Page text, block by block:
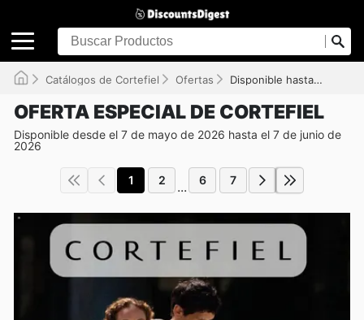
Catálogos de Cortefiel Ofertas Disponible hasta el 07/06/2026
OFERTA ESPECIAL DE CORTEFIEL
Disponible desde el 7 de mayo de 2026 hasta el 7 de junio de
2026
1 2 ... 6 7